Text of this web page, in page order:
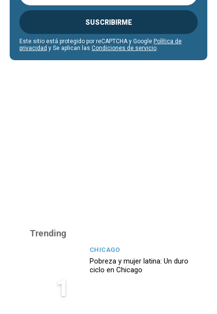
SUSCRIBIRME
Este sitio está protegido por reCAPTCHA y Google Política de
privacidad y Se aplican las Condiciones de servicio.
Trending
1
CHICAGO
Pobreza y mujer latina: Un duro
ciclo en Chicago